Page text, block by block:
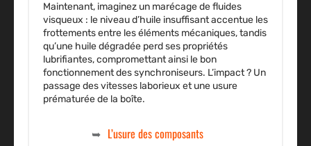
Maintenant, imaginez un marécage de fluides
visqueux : le niveau d’huile insuffisant accentue les
frottements entre les éléments mécaniques, tandis
qu’une huile dégradée perd ses propriétés
lubrifiantes, compromettant ainsi le bon
fonctionnement des synchroniseurs. L’impact ? Un
passage des vitesses laborieux et une usure
prématurée de la boîte.
L’usure des composants